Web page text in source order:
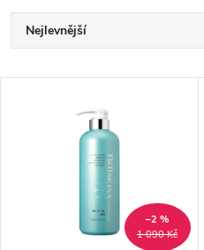
Ř
a
Nejlevnější
Abecedně
1 090 Kč
–2 %